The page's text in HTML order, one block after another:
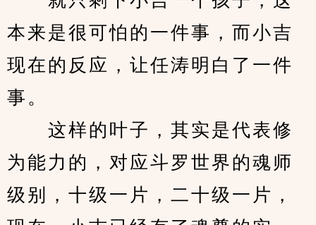
本来是很可怕的一件事，而小吉
现在的反应，让任涛明白了一件
事。
这样的叶子，其实是代表修
为能力的，对应斗罗世界的魂师
级别，十级一片，二十级一片，